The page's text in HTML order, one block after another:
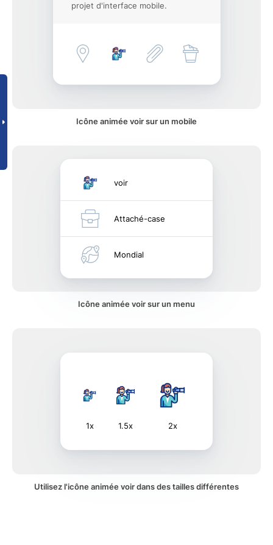
projet d'interface mobile.
Icône animée voir sur un mobile
voir
Attaché-case
Mondial
Icône animée voir sur un menu
1x 1.5x 2x
Utilisez l'icône animée voir dans des tailles différentes